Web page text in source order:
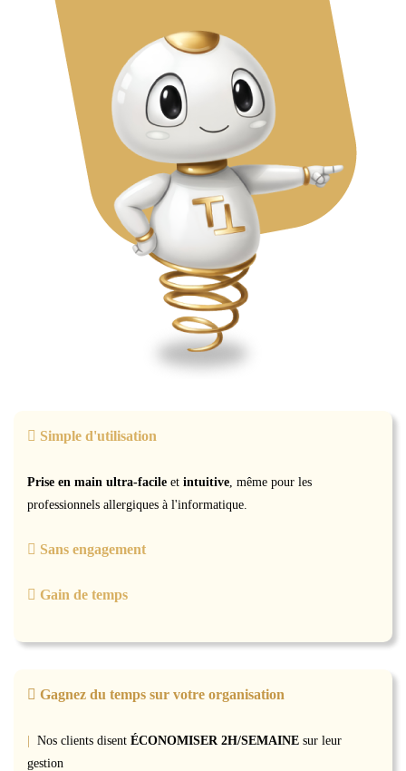
Simple d'utilisation
Prise en main ultra-facile et intuitive , même pour les
professionnels allergiques à l'informatique.
Sans engagement
Gain de temps
Gagnez du temps sur votre organisation
| Nos clients disent ÉCONOMISER 2H/SEMAINE sur leur
gestion